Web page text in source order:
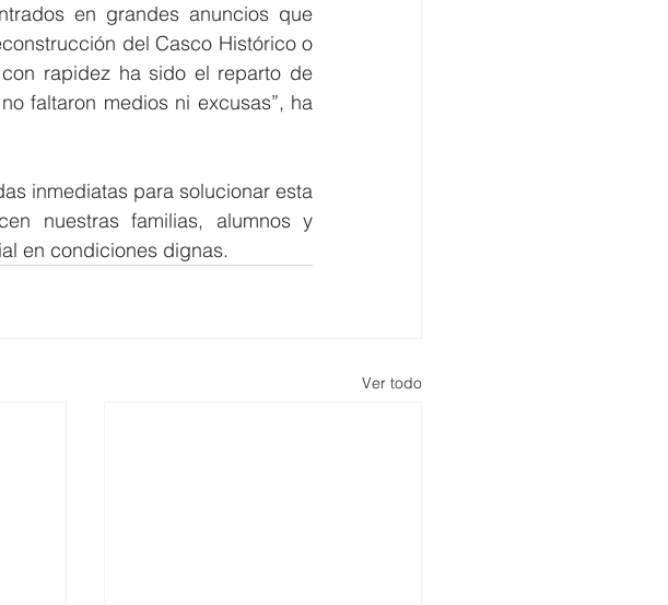
en grandes anuncios que
del Casco Histórico o
rapidez ha sido el reparto de
faltaron medios ni excusas”, ha
inmediatas para solucionar esta
nuestras familias, alumnos y
en condiciones dignas.
Ver todo